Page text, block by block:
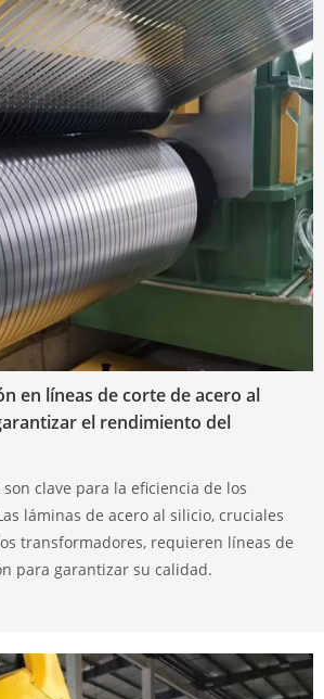
en líneas de corte de acero al
el rendimiento del
clave para la eficiencia de los
láminas de acero al silicio, cruciales
transformadores, requieren líneas de
para garantizar su calidad.